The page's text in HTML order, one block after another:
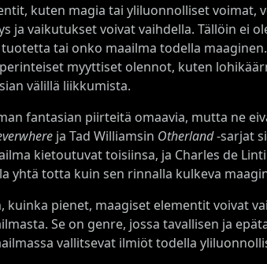
kuten magia tai yliluonnolliset voimat,
ja vaikutukset voivat vaihdella. Tällöin ei
tai onko maailma todella
myyttiset olennot, kuten
välillä liikkumista.
fantasian piirteitä omaavia, mutta ne
ja Tad Williamsin Otherland-sarjat
kietoutuvat toisiinsa, ja Charles de
yhtä totta kuin sen rinnalla kulkeva
pienet, maagiset elementit voivat
Se on genre, jossa tavallisen ja
vallitsevat ilmiöt todella